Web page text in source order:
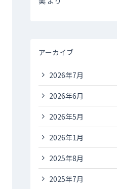
アーカイブ
2026年7月
2026年6月
2026年5月
2026年1月
2025年8月
2025年7月